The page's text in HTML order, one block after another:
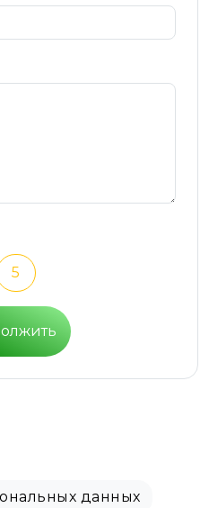
5
данных